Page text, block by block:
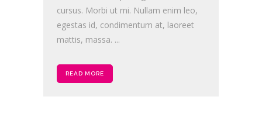
cursus. Morbi ut mi. Nullam enim leo,
egestas id, condimentum at, laoreet
mattis, massa. ...
READ MORE